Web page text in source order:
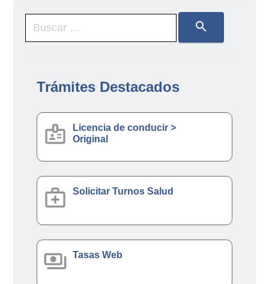
search
Trámites Destacados
badge
Licencia de conducir >
Original
medical_services Solicitar Turnos Salud
payments Tasas Web